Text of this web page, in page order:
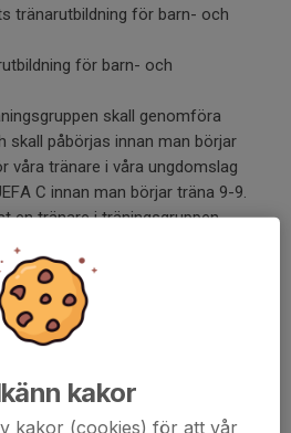
tränarutbildning för barn- och
för barn- och
skall genomföra
skall påbörjas innan man börjar
våra tränare i våra ungdomslag
C innan man börjar träna 9-9.
en tränare i träningsgruppen
målvakter.
av utbildningar:
kurser
kakor
kakor (cookies) för att vår